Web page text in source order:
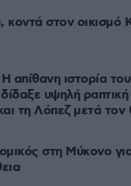
στον οικισμό
απίθανη ιστορία
υψηλή
τη Λόπεζ μετά
στη Μύκονο για